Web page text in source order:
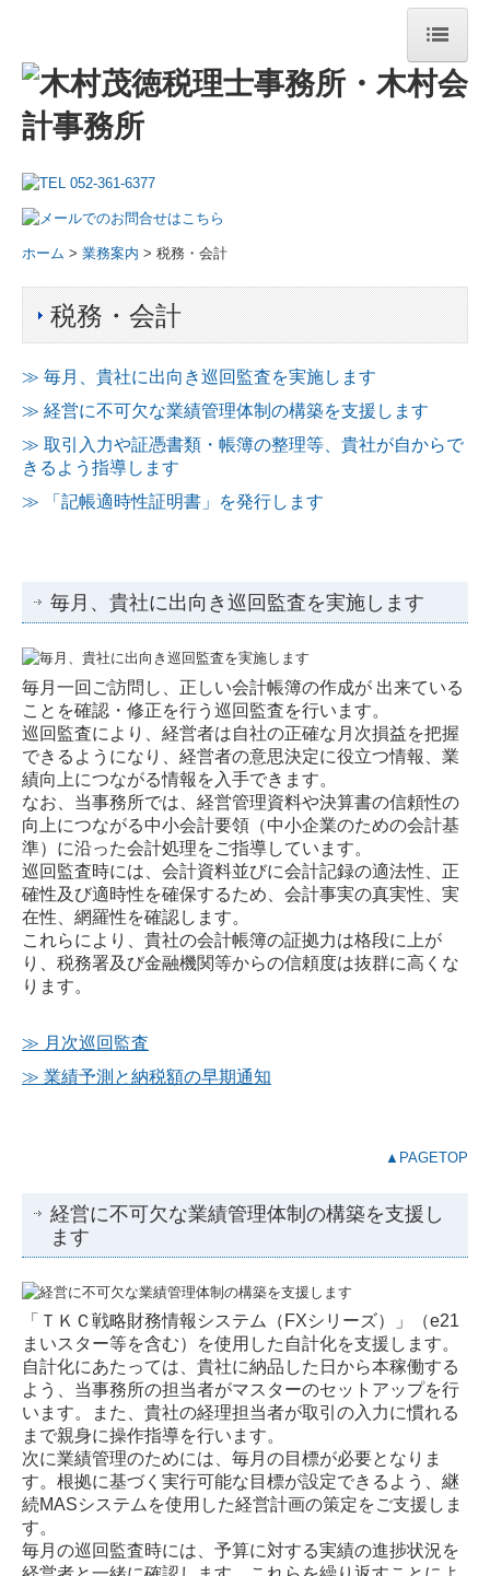
ホーム
事務所の特長
事務所案内
税務・会計
黒字化支援
事業承継・M＆A
セミナー案内
お問合せ
ホーム > 業務案内 > 税務・会計
税務・会計
≫ 毎月、貴社に出向き巡回監査を実施します
≫ 経営に不可欠な業績管理体制の構築を支援します
≫ 取引入力や証憑書類・帳簿の整理等、貴社が自からで
きるよう指導します
≫ 「記帳適時性証明書」を発行します
毎月、貴社に出向き巡回監査を実施します
毎月一回ご訪問し、正しい会計帳簿の作成が 出来ている
ことを確認・修正を行う巡回監査を行います。
巡回監査により、経営者は自社の正確な月次損益を把握
できるようになり、経営者の意思決定に役立つ情報、業
績向上につながる情報を入手できます。
なお、当事務所では、経営管理資料や決算書の信頼性の
向上につながる中小会計要領（中小企業のための会計基
準）に沿った会計処理をご指導しています。
巡回監査時には、会計資料並びに会計記録の適法性、正
確性及び適時性を確保するため、会計事実の真実性、実
在性、網羅性を確認します。
これらにより、貴社の会計帳簿の証拠力は格段に上が
り、税務署及び金融機関等からの信頼度は抜群に高くな
ります。
≫ 月次巡回監査
≫ 業績予測と納税額の早期通知
▲PAGETOP
経営に不可欠な業績管理体制の構築を支援し
ます
「ＴＫＣ戦略財務情報システム（FXシリーズ）」（e21
まいスター等を含む）を使用した自計化を支援します。
自計化にあたっては、貴社に納品した日から本稼働する
よう、当事務所の担当者がマスターのセットアップを行
います。また、貴社の経理担当者が取引の入力に慣れる
まで親身に操作指導を行います。
次に業績管理のためには、毎月の目標が必要となりま
す。根拠に基づく実行可能な目標が設定できるよう、継
続MASシステムを使用した経営計画の策定をご支援しま
す。
毎月の巡回監査時には、予算に対する実績の進捗状況を